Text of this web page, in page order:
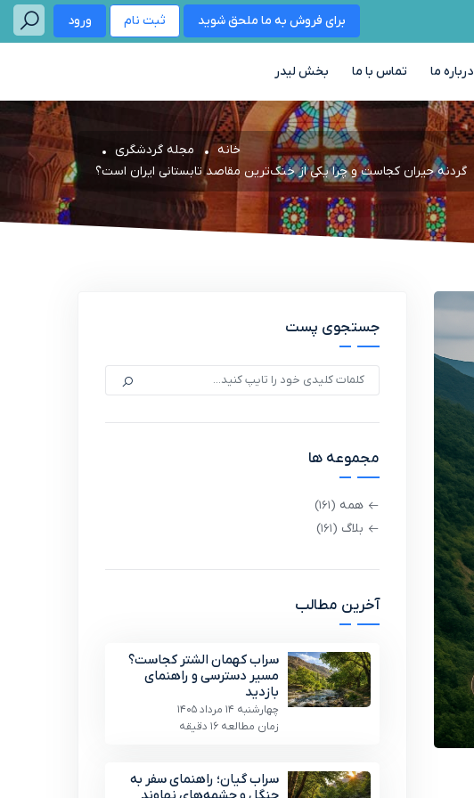
برای فروش به ما ملحق شوید ثبت نام ورود
درباره ما تماس با ما بخش لیدر
خانه
مجله گردشگری
گردنه حیران کجاست و چرا یکی از خنک‌ترین مقاصد تابستانی ایران است؟
جستجوی پست
مجموعه ها
همه (161)
بلاگ (161)
آخرین مطالب
سراب کهمان الشتر کجاست؟
مسیر دسترسی و راهنمای
بازدید
چهارشنبه 14 مرداد 1405
زمان مطالعه 16 دقیقه
سراب گیان؛ راهنمای سفر به